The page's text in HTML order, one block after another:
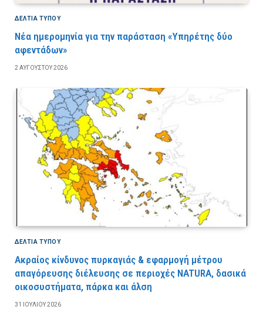
ΔΕΛΤΙΑ ΤΥΠΟΥ
Νέα ημερομηνία για την παράσταση «Υπηρέτης δύο
αφεντάδων»
2 ΑΥΓΟΎΣΤΟΥ 2026
ΔΕΛΤΙΑ ΤΥΠΟΥ
Ακραίος κίνδυνος πυρκαγιάς & εφαρμογή μέτρου
απαγόρευσης διέλευσης σε περιοχές NATURA, δασικά
οικοσυστήματα, πάρκα και άλση
31 ΙΟΥΛΊΟΥ 2026